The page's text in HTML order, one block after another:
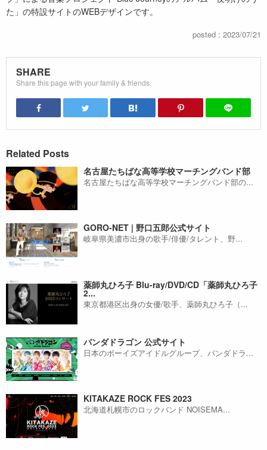
た」の特設サイトのWEBデザインです。
posted : 2023/07/21
SHARE
Share this page with your family & friends.
Related Posts
名古屋たちばな高等学校マーチングバンド部
名古屋たちばな高等学校マーチングバンド部の...
GORO-NET | 野口五郎公式サイト
岐阜県美濃市出身の歌手/俳優/タレント、野...
薬師丸ひろ子 Blu-ray/DVD/CD「薬師丸ひろ子
2...
東京都港区出身の女優/歌手、薬師丸ひろ子（...
パンダドラゴン 公式サイト
日本のボーイズアイドルグループ、パンダドラ...
KITAKAZE ROCK FES 2023
北海道札幌市のロックバンド NOISEMA...